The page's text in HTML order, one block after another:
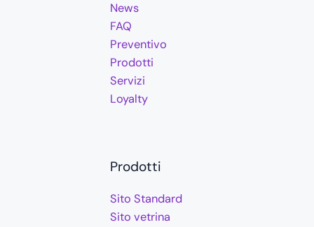
News
FAQ
Preventivo
Prodotti
Servizi
Loyalty
Prodotti
Sito Standard
Sito vetrina